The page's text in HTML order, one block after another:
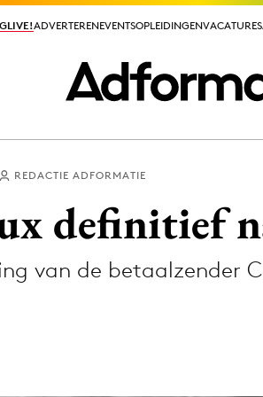
ADVERTERENEVENTSOPLEIDINGENVACATURES
ADVERTERENEVENTSOPLEIDINGENVACATURES
REDACTIE ADFORMATIE
definitief
van de betaalzender